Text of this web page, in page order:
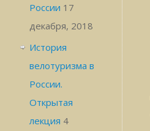
России 17
декабря, 2018
История
велотуризма в
России.
Открытая
лекция 4